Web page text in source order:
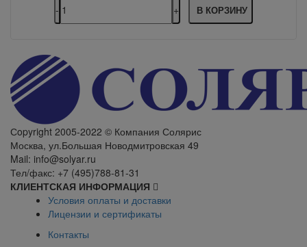
В КОРЗИНУ
Сopyright 2005-2022 © Компания Солярис
Москва, ул.Большая Новодмитровская 49
Mail: info@solyar.ru
Тел/факс: +7 (495)788-81-31
КЛИЕНТСКАЯ ИНФОРМАЦИЯ
Условия оплаты и доставки
Лицензии и сертификаты
Контакты